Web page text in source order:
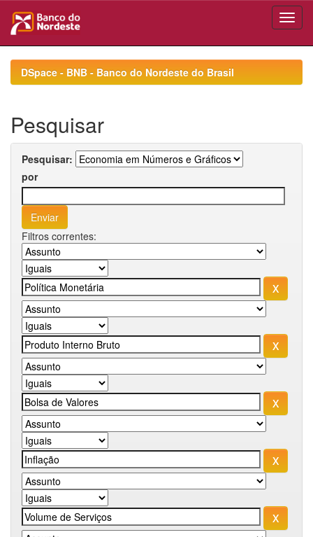
navigationDSpace - BNB - Banco do Nordeste do Brasil
Pesquisar
Pesquisar:
por
Filtros correntes: